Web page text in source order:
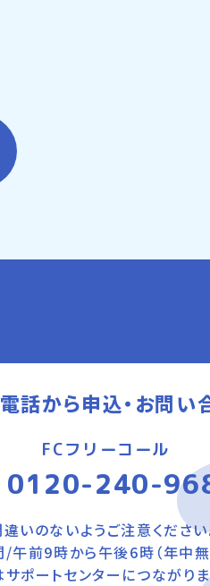
話から申込・お問い
FCフリーコール
0120-240-
いのないようご注意ください
午前9時から午後6時（年中無
ポートセンターにつながりま